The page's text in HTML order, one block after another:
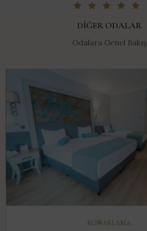
DIĞER ODALAR
Odalara Genel Bakış
KONAKLAMA